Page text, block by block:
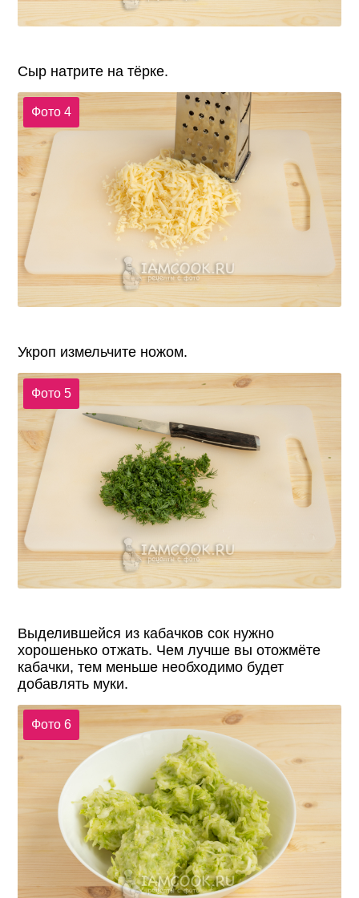
Сыр натрите на тёрке.
Фото 4
Укроп измельчите ножом.
Фото 5
Выделившейся из кабачков сок нужно
хорошенько отжать. Чем лучше вы отожмёте
кабачки, тем меньше необходимо будет
добавлять муки.
Фото 6